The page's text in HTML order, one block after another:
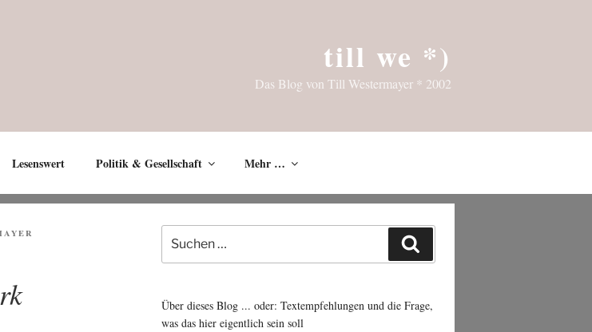
till we *)
Das Blog von Till Westermayer * 2002
Lesenswert Politik & Gesellschaft Mehr …
nach:
Über dieses Blog ... oder: Textempfehlungen und die Frage,
was das hier eigentlich sein soll